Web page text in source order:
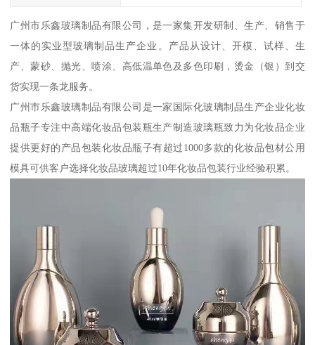
广州市乐鑫玻璃制品有限公司，是一家集开发研制、生产、销售于
一体的实业型玻璃制品生产企业。产品从设计、开模、试样、生
产、蒙砂、抛光、喷涂、高低温单色及多色印刷，烫金（银）到交
货实现一条龙服务。
广州市乐鑫玻璃制品有限公司是一家国际化玻璃制品生产企业化妆
品瓶子专注中高端化妆品包装瓶生产制造玻璃瓶致力为化妆品企业
提供更好的产品包装化妆品瓶子有超过1000多款的化妆品包材公用
模具可供客户选择化妆品玻璃超过10年化妆品包装行业经验积累。